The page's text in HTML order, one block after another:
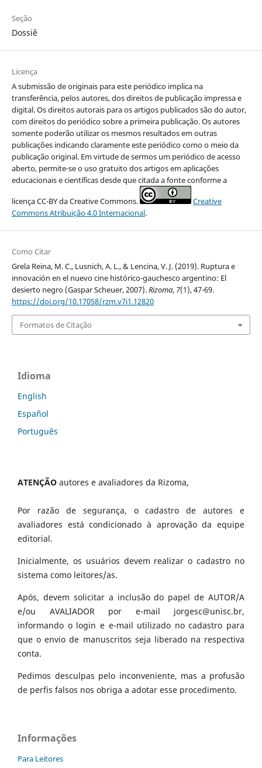
Seção
Dossiê
Licença
A submissão de originais para este periódico implica na
transferência, pelos autores, dos direitos de publicação impressa e
digital. Os direitos autorais para os artigos publicados são do autor,
com direitos do periódico sobre a primeira publicação. Os autores
somente poderão utilizar os mesmos resultados em outras
publicações indicando claramente este periódico como o meio da
publicação original. Em virtude de sermos um periódico de acesso
aberto, permite-se o uso gratuito dos artigos em aplicações
educacionais e científicas desde que citada a fonte conforme a
licença CC-BY da Creative Commons.
Creative
Commons Atribuição 4.0 Internacional.
Como Citar
Grela Reina, M. C., Lusnich, A. L., & Lencina, V. J. (2019). Ruptura e
innovación en el nuevo cine histórico-gauchesco argentino: El
desierto negro (Gaspar Scheuer, 2007).Rizoma, 7(1), 47-69.
https://doi.org/10.17058/rzm.v7i1.12820
Formatos de Citação
Idioma
English
Español
Português
ATENÇÃO autores e avaliadores da Rizoma,
Por razão de segurança, o cadastro de autores e
avaliadores está condicionado à aprovação da equipe
editorial.
Inicialmente, os usuários devem realizar o cadastro no
sistema como leitores/as.
Após, devem solicitar a inclusão do papel de AUTOR/A
e/ou AVALIADOR por e-mail jorgesc@unisc.br,
informando o login e e-mail utilizado no cadastro para
que o envio de manuscritos seja liberado na respectiva
conta.
Pedimos desculpas pelo inconveniente, mas a profusão
de perfis falsos nos obriga a adotar esse procedimento.
Informações
Para Leitores